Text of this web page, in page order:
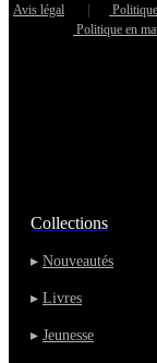
Avis légal |
Politique en
Collections
▸ Nouveautés
▸ Livres
▸ Jeunesse